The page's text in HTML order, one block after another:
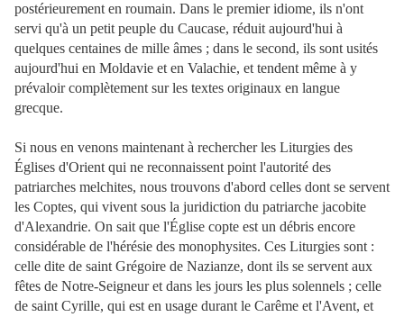
postérieurement en roumain. Dans le premier idiome, ils n'ont
servi qu'à un petit peuple du Caucase, réduit aujourd'hui à
quelques centaines de mille âmes ; dans le second, ils sont usités
aujourd'hui en Moldavie et en Valachie, et tendent même à y
prévaloir complètement sur les textes originaux en langue
grecque.
Si nous en venons maintenant à rechercher les Liturgies des
Églises d'Orient qui ne reconnaissent point l'autorité des
patriarches melchites, nous trouvons d'abord celles dont se servent
les Coptes, qui vivent sous la juridiction du patriarche jacobite
d'Alexandrie. On sait que l'Église copte est un débris encore
considérable de l'hérésie des monophysites. Ces Liturgies sont :
celle dite de saint Grégoire de Nazianze, dont ils se servent aux
fêtes de Notre-Seigneur et dans les jours les plus solennels ; celle
de saint Cyrille, qui est en usage durant le Carême et l'Avent, et